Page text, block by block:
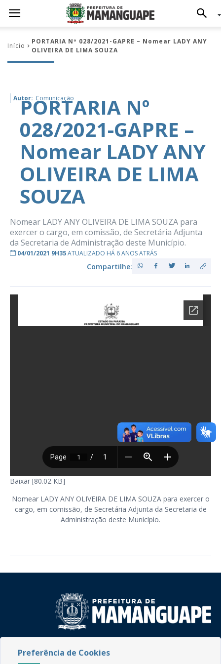
Início
PORTARIA Nº 028/2021-GAPRE – Nomear LADY ANY
OLIVEIRA DE LIMA SOUZA
Autor: Comunicação
PORTARIA Nº
028/2021-GAPRE –
Nomear LADY ANY
OLIVEIRA DE LIMA
SOUZA
Nomear LADY ANY OLIVEIRA DE LIMA SOUZA para
exercer o cargo, em comissão, de Secretária Adjunta
da Secretaria de Administração deste Município.
04/01/2021 9H35ATUALIZADO HÁ 6 ANOS ATRÁS
Compartilhe:
Baixar [80.02 KB]
Nomear LADY ANY OLIVEIRA DE LIMA SOUZA para exercer o
cargo, em comissão, de Secretária Adjunta da Secretaria de
Administração deste Município.
CEP: 58.280-000 - Mamanguape/PB
Preferência de Cookies